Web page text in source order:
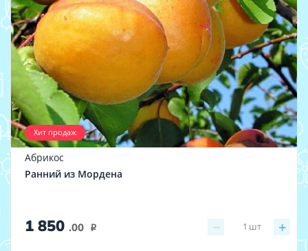
Хит продаж
Абрикос
Ранний из Мордена
1 850 .00 i − +
1 шт